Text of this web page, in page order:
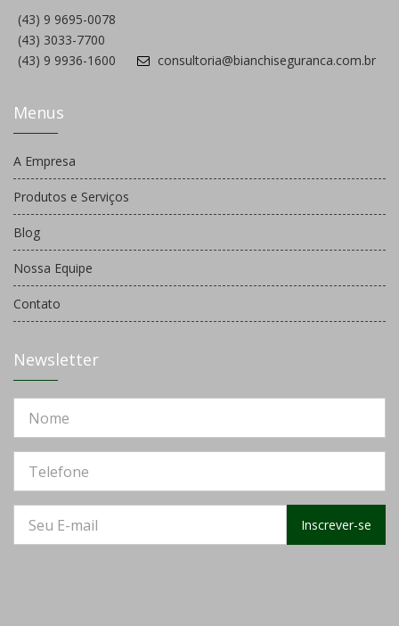
(43) 9 9695-0078
(43) 3033-7700
(43) 9 9936-1600
consultoria@bianchiseguranca.com.br
Menus
A Empresa
Produtos e Serviços
Blog
Nossa Equipe
Contato
Newsletter
Inscrever-se